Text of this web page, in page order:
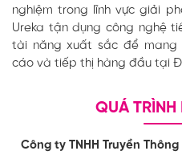
nghiệm trong lĩnh vực giải
Ureka tận dụng công nghệ
tài năng xuất sắc để mang
cáo và tiếp thị hàng đầu tại
QUÁ TRÌNH
Công ty TNHH Truyền